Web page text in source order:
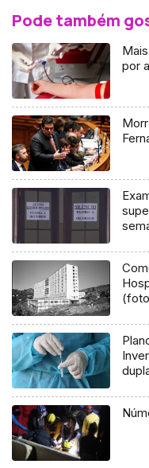
Pode também
por